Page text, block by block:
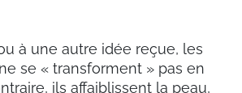
à une autre idée reçue, les
se « transforment » pas en
ils affaiblissent la peau,